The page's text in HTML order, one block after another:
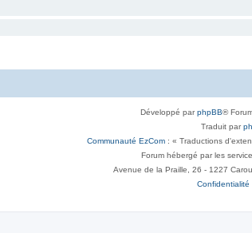
Développé parphpBB®
Traduit par
Communauté EzCom : « Traductions
Forum hébergé par les
Avenue de la Praille, 26 - 1227
Confidentialité